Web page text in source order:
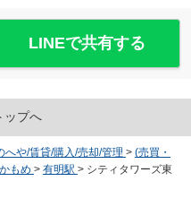
LINEで共有する
ップへ
や/賃貸/購入/売却/管理 > (売買・
もめ > 有明駅 > シティタワーズ東